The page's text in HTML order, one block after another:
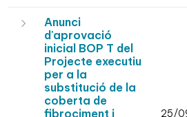
Anunci
d'aprovació
inicial BOP T del
Projecte executiu
per a la
substitució de la
coberta de
fibrociment i
25/